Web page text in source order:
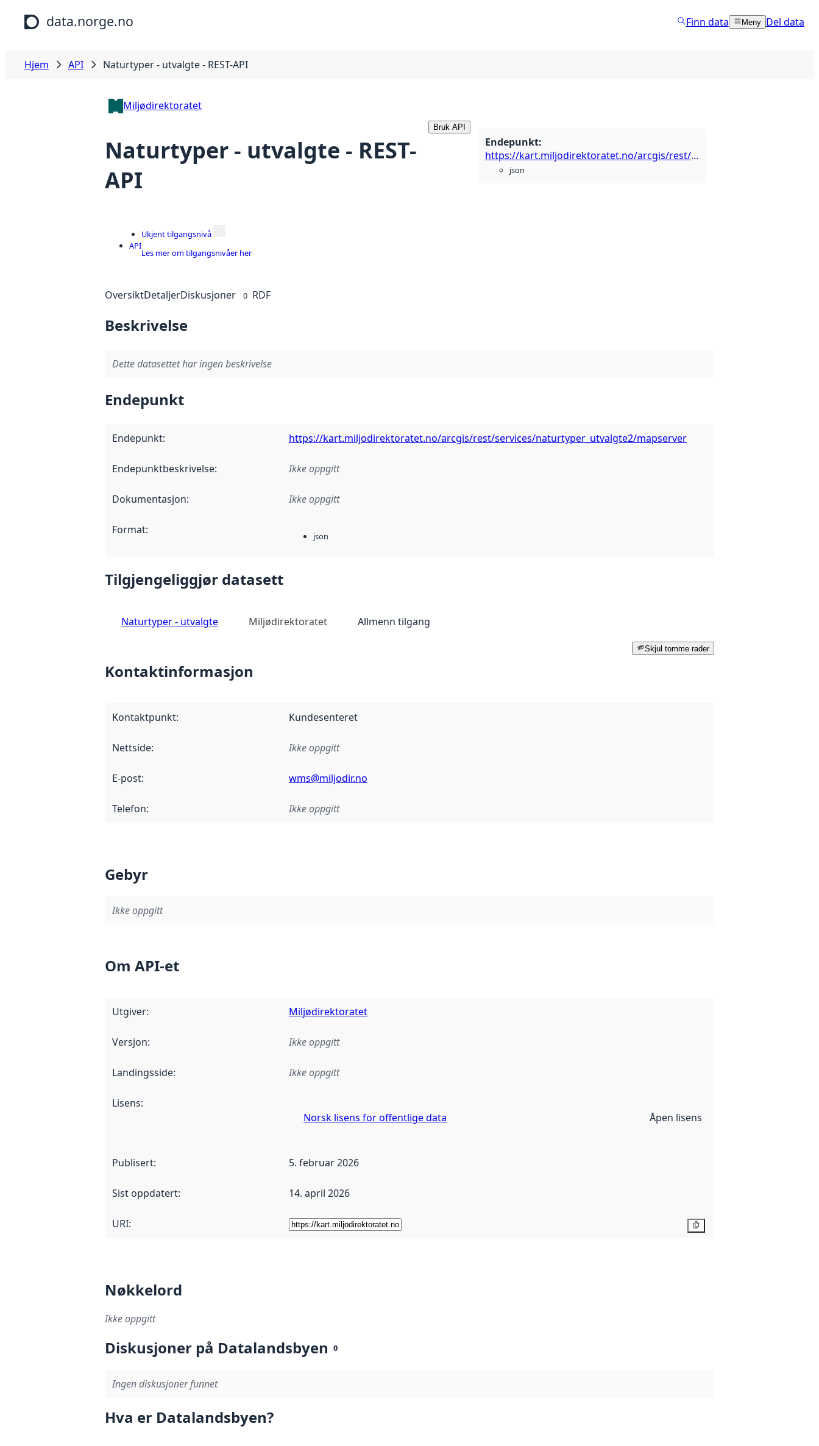
Hopp til hovedinnhold
data.norge.no Finn data Meny Del data
Hjem API Naturtyper - utvalgte - REST-API
Miljødirektoratet
Naturtyper - utvalgte - REST-
API
Bruk API
Endepunkt:
https://kart.miljodirektoratet.no/arcgis/rest/services/naturtyper_utvalgte2/mapserver
json
API
Ukjent tilgangsnivå
Les mer om tilgangsnivåer her
OversiktDetaljerDiskusjoner 0 RDF
Beskrivelse
Dette datasettet har ingen beskrivelse
Endepunkt
Endepunkt: https://kart.miljodirektoratet.no/arcgis/rest/services/naturtyper_utvalgte2/mapserver
Endepunktbeskrivelse: Ikke oppgitt
Dokumentasjon: Ikke oppgitt
Format: json
Tilgjengeliggjør datasett
Naturtyper - utvalgte Miljødirektoratet Allmenn tilgang
Skjul tomme rader
Kontaktinformasjon
Kontaktpunkt: Kundesenteret
Nettside: Ikke oppgitt
E-post: wms@miljodir.no
Telefon: Ikke oppgitt
Gebyr
Ikke oppgitt
Om API-et
Utgiver: Miljødirektoratet
Versjon: Ikke oppgitt
Landingsside: Ikke oppgitt
Lisens:
Norsk lisens for offentlige data
Åpen lisens
Publisert: 5. februar 2026
Sist oppdatert: 14. april 2026
URI:
Nøkkelord
Ikke oppgitt
Diskusjoner på Datalandsbyen 0
Ingen diskusjoner funnet
Hva er Datalandsbyen?